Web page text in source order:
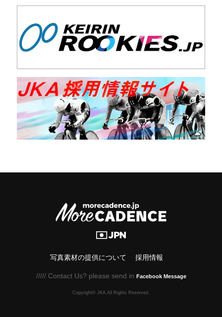
写真素材の提供について 採用情報
///// Contact Us? please send in Facebook Message
Copyright© JKA.All Rights Reserved.